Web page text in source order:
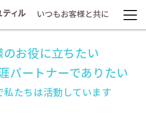
いつもお客様と共に
のお役に立ちたい
パートナーでありたい
私たちは活動しています